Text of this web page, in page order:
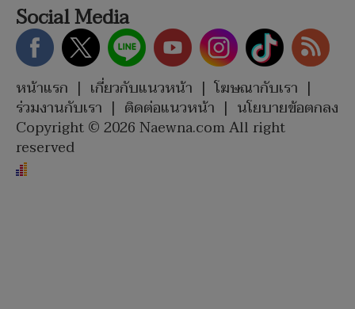
Social Media
หน้าแรก | เกี่ยวกับแนวหน้า | โฆษณากับเรา |
ร่วมงานกับเรา | ติดต่อแนวหน้า | นโยบายข้อตกลง
Copyright © 2026 Naewna.com All right
reserved